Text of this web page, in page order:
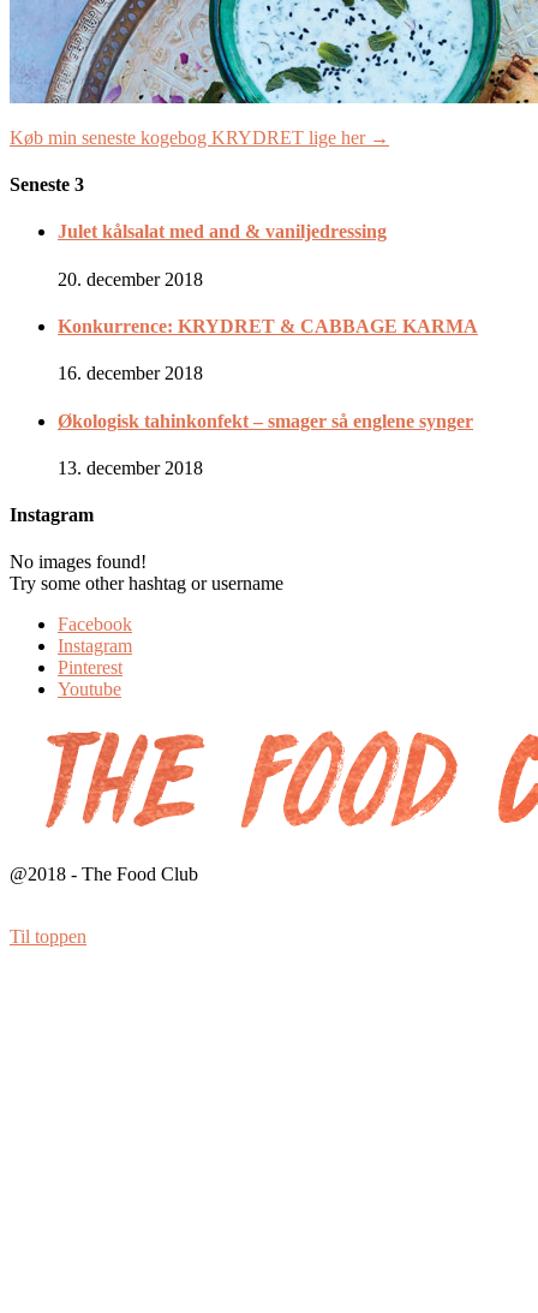
Køb min seneste kogebog KRYDRET lige her →
Seneste 3
Julet kålsalat med and & vaniljedressing
20. december 2018
Konkurrence: KRYDRET & CABBAGE KARMA
16. december 2018
Økologisk tahinkonfekt – smager så englene synger
13. december 2018
Instagram
No images found!
Try some other hashtag or username
Facebook
Instagram
Pinterest
Youtube
@2018 - The Food Club
Til toppen